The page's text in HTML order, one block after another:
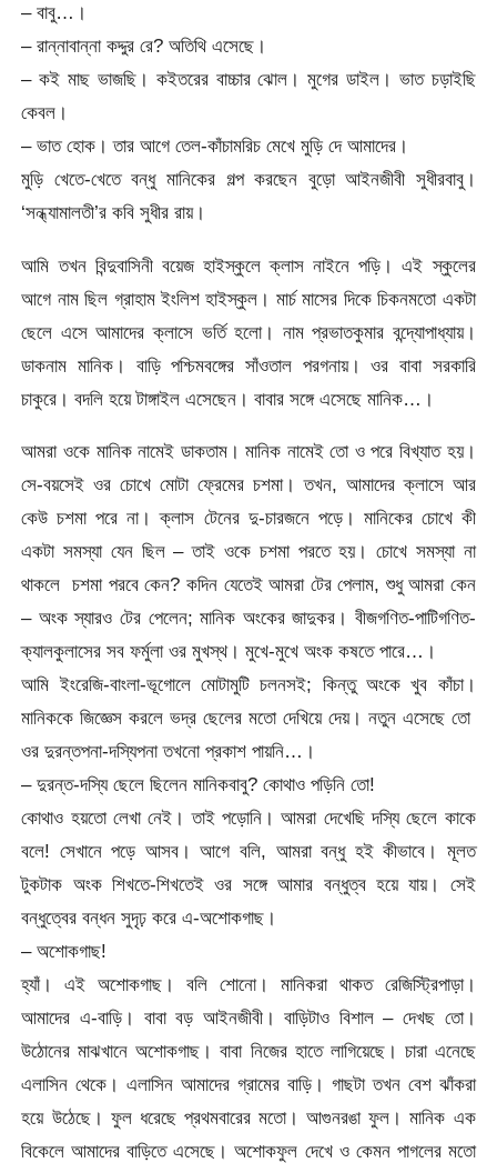
– বাবু…।
– রান্নাবান্না কদ্দুর রে? অতিথি এসেছে।
– কই মাছ ভাজছি। কইতরের বাচ্চার ঝোল। মুগের ডাইল। ভাত চড়াইছি
কেবল।
– ভাত হোক। তার আগে তেল-কাঁচামরিচ মেখে মুড়ি দে আমাদের।
মুড়ি খেতে-খেতে বন্ধু মানিকের গল্প করছেন বুড়ো আইনজীবী সুধীরবাবু।
‘সন্ধ্যামালতী’র কবি সুধীর রায়।
আমি তখন বিন্দুবাসিনী বয়েজ হাইস্কুলে ক্লাস নাইনে পড়ি। এই স্কুলের
আগে নাম ছিল গ্রাহাম ইংলিশ হাইস্কুল। মার্চ মাসের দিকে চিকনমতো একটা
ছেলে এসে আমাদের ক্লাসে ভর্তি হলো। নাম প্রভাতকুমার বন্দ্যোপাধ্যায়।
ডাকনাম মানিক। বাড়ি পশ্চিমবঙ্গের সাঁওতাল পরগনায়। ওর বাবা সরকারি
চাকুরে। বদলি হয়ে টাঙ্গাইল এসেছেন। বাবার সঙ্গে এসেছে মানিক…।
আমরা ওকে মানিক নামেই ডাকতাম। মানিক নামেই তো ও পরে বিখ্যাত হয়।
সে-বয়সেই ওর চোখে মোটা ফ্রেমের চশমা। তখন, আমাদের ক্লাসে আর
কেউ চশমা পরে না। ক্লাস টেনের দু-চারজনে পড়ে। মানিকের চোখে কী
একটা সমস্যা যেন ছিল – তাই ওকে চশমা পরতে হয়। চোখে সমস্যা না
থাকলে চশমা পরবে কেন? কদিন যেতেই আমরা টের পেলাম, শুধু আমরা কেন
– অংক স্যারও টের পেলেন; মানিক অংকের জাদুকর। বীজগণিত-পাটিগণিত-
ক্যালকুলাসের সব ফর্মুলা ওর মুখস্থ। মুখে-মুখে অংক কষতে পারে…।
আমি ইংরেজি-বাংলা-ভূগোলে মোটামুটি চলনসই; কিন্তু অংকে খুব কাঁচা।
মানিককে জিজ্ঞেস করলে ভদ্র ছেলের মতো দেখিয়ে দেয়। নতুন এসেছে তো
ওর দুরন্তপনা-দস্যিপনা তখনো প্রকাশ পায়নি…।
– দুরন্ত-দস্যি ছেলে ছিলেন মানিকবাবু? কোথাও পড়িনি তো!
কোথাও হয়তো লেখা নেই। তাই পড়োনি। আমরা দেখেছি দস্যি ছেলে কাকে
বলে! সেখানে পড়ে আসব। আগে বলি, আমরা বন্ধু হই কীভাবে। মূলত
টুকটাক অংক শিখতে-শিখতেই ওর সঙ্গে আমার বন্ধুত্ব হয়ে যায়। সেই
বন্ধুত্বের বন্ধন সুদৃঢ় করে এ-অশোকগাছ।
– অশোকগাছ!
হ্যাঁ। এই অশোকগাছ। বলি শোনো। মানিকরা থাকত রেজিস্ট্রিপাড়া।
আমাদের এ-বাড়ি। বাবা বড় আইনজীবী। বাড়িটাও বিশাল – দেখছ তো।
উঠোনের মাঝখানে অশোকগাছ। বাবা নিজের হাতে লাগিয়েছে। চারা এনেছে
এলাসিন থেকে। এলাসিন আমাদের গ্রামের বাড়ি। গাছটা তখন বেশ ঝাঁকরা
হয়ে উঠেছে। ফুল ধরেছে প্রথমবারের মতো। আগুনরঙা ফুল। মানিক এক
বিকেলে আমাদের বাড়িতে এসেছে। অশোকফুল দেখে ও কেমন পাগলের মতো